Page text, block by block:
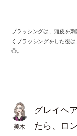
ブラッシングは、頭皮を
くブラッシングをした後
◎。
美木
グレイヘ
たら、ロ